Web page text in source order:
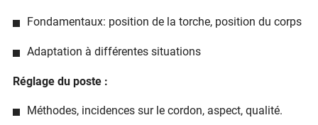
Fondamentaux: position de la torche, position du corps
Adaptation à différentes situations
Réglage du poste :
Méthodes, incidences sur le cordon, aspect, qualité.